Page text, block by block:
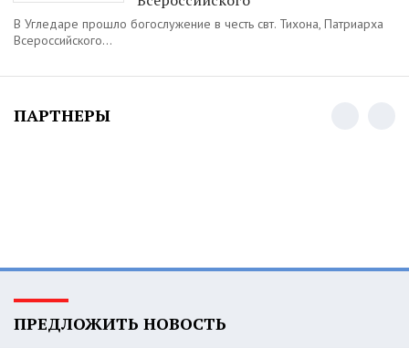
В Угледаре прошло богослужение в честь свт. Тихона, Патриарха
Всероссийского...
ПАРТНЕРЫ
ПРЕДЛОЖИТЬ НОВОСТЬ